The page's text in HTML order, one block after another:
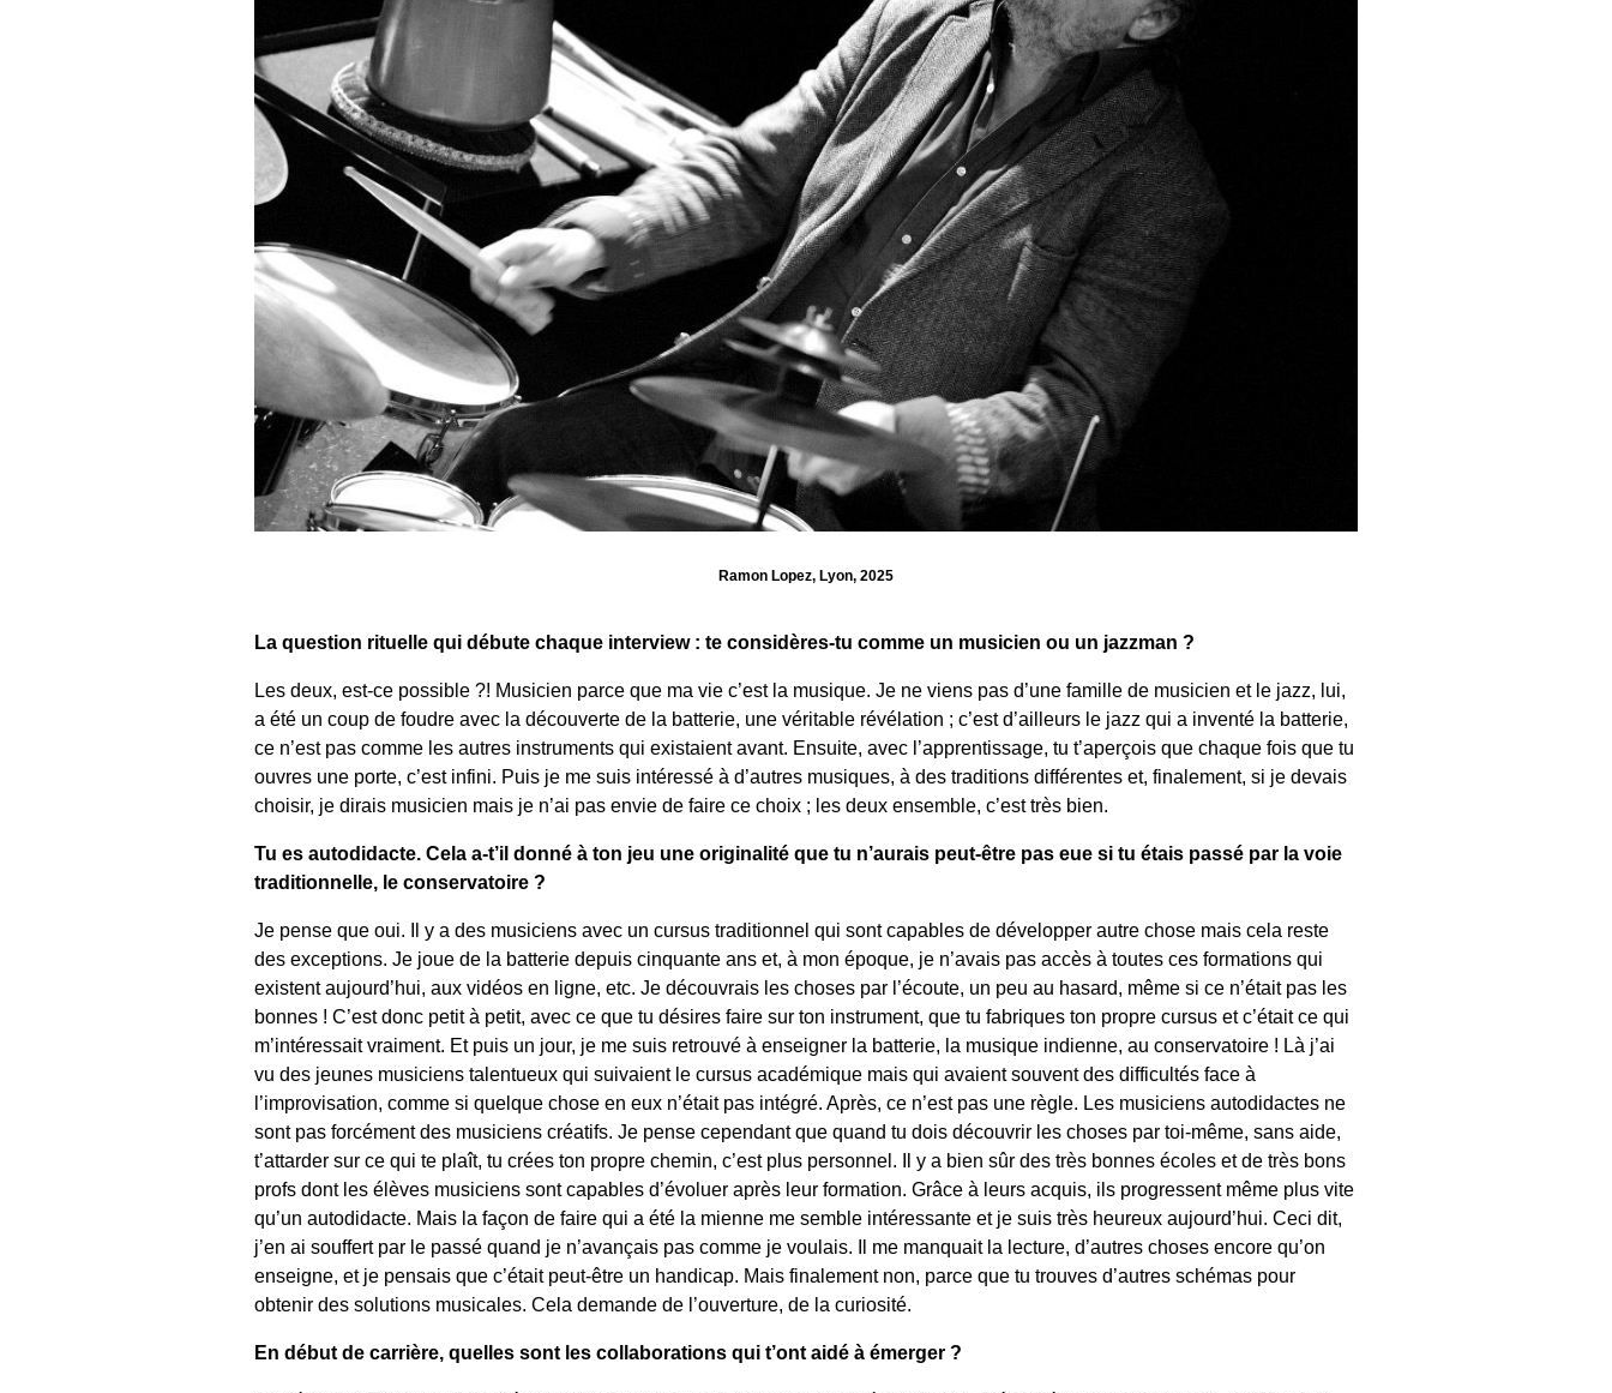
Ramon Lopez, Lyon, 2025
La question rituelle qui débute chaque interview : te considères-tu comme un musicien ou un jazzman ?
Les deux, est-ce possible ?! Musicien parce que ma vie c’est la musique. Je ne viens pas d’une famille de musicien et le jazz, lui,
a été un coup de foudre avec la découverte de la batterie, une véritable révélation ; c’est d’ailleurs le jazz qui a inventé la batterie,
ce n’est pas comme les autres instruments qui existaient avant. Ensuite, avec l’apprentissage, tu t’aperçois que chaque fois que tu
ouvres une porte, c’est infini. Puis je me suis intéressé à d’autres musiques, à des traditions différentes et, finalement, si je devais
choisir, je dirais musicien mais je n’ai pas envie de faire ce choix ; les deux ensemble, c’est très bien.
Tu es autodidacte. Cela a-t’il donné à ton jeu une originalité que tu n’aurais peut-être pas eue si tu étais passé par la voie
traditionnelle, le conservatoire ?
Je pense que oui. Il y a des musiciens avec un cursus traditionnel qui sont capables de développer autre chose mais cela reste
des exceptions. Je joue de la batterie depuis cinquante ans et, à mon époque, je n’avais pas accès à toutes ces formations qui
existent aujourd’hui, aux vidéos en ligne, etc. Je découvrais les choses par l’écoute, un peu au hasard, même si ce n’était pas les
bonnes ! C’est donc petit à petit, avec ce que tu désires faire sur ton instrument, que tu fabriques ton propre cursus et c’était ce qui
m’intéressait vraiment. Et puis un jour, je me suis retrouvé à enseigner la batterie, la musique indienne, au conservatoire ! Là j’ai
vu des jeunes musiciens talentueux qui suivaient le cursus académique mais qui avaient souvent des difficultés face à
l’improvisation, comme si quelque chose en eux n’était pas intégré. Après, ce n’est pas une règle. Les musiciens autodidactes ne
sont pas forcément des musiciens créatifs. Je pense cependant que quand tu dois découvrir les choses par toi-même, sans aide,
t’attarder sur ce qui te plaît, tu crées ton propre chemin, c’est plus personnel. Il y a bien sûr des très bonnes écoles et de très bons
profs dont les élèves musiciens sont capables d’évoluer après leur formation. Grâce à leurs acquis, ils progressent même plus vite
qu’un autodidacte. Mais la façon de faire qui a été la mienne me semble intéressante et je suis très heureux aujourd’hui. Ceci dit,
j’en ai souffert par le passé quand je n’avançais pas comme je voulais. Il me manquait la lecture, d’autres choses encore qu’on
enseigne, et je pensais que c’était peut-être un handicap. Mais finalement non, parce que tu trouves d’autres schémas pour
obtenir des solutions musicales. Cela demande de l’ouverture, de la curiosité.
En début de carrière, quelles sont les collaborations qui t’ont aidé à émerger ?